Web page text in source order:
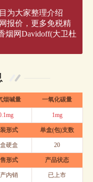
为大家整理介绍
报价，更多免税精
烟网Davidoff(大卫杜
烟碱量 一氧化碳量
1mg
形式 单盒(包)支数
硬盒 20
形式 产品状态
内销 已上市